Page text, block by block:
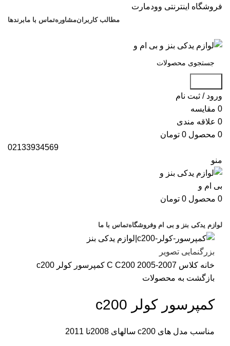
فروشگاه اینترنتی وودمارت
مطالب کاربرانمشاورهتماس با مابرندها
ورود / ثبت نام
0 مقایسه
0 علاقه مندی
0 محصول 0 تومان
02133934569
منو
0 محصول 0 تومان
لوازم یدکی بنز و بی ام وفروشگاهتماس با ما
بزرگنمایی تصویر
خانه کلاس C C200 2005-2007
کمپرسور کولر c200
بازگشت به محصولات
کمپرسور کولر c200
مناسب مدل های c200 سالهای 2008تا 2011